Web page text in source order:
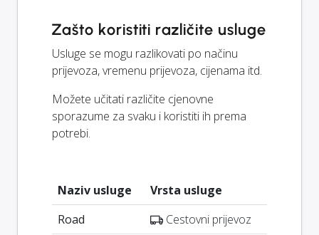
Zašto koristiti različite usluge
Usluge se mogu razlikovati po načinu
prijevoza, vremenu prijevoza, cijenama itd.
Možete učitati različite cjenovne
sporazume za svaku i koristiti ih prema
potrebi.
Naziv usluge
Vrsta usluge
Road
Cestovni prijevoz